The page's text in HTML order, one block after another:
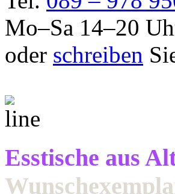
Mo–Sa 14–20
oder schreiben
Esstische aus